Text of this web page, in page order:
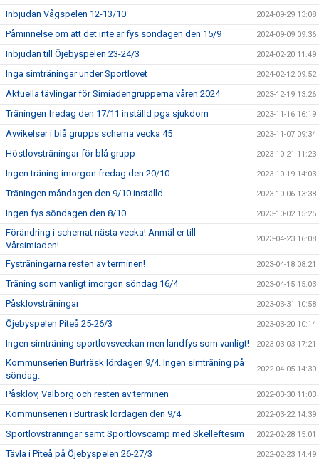
Inbjudan Vågspelen 12-13/10 2024-09-29 13:08
Påminnelse om att det inte är fys söndagen den 15/9 2024-09-09 09:36
Inbjudan till Öjebyspelen 23-24/3 2024-02-20 11:49
Inga simträningar under Sportlovet 2024-02-12 09:52
Aktuella tävlingar för Simiadengrupperna våren 2024 2023-12-19 13:26
Träningen fredag den 17/11 inställd pga sjukdom 2023-11-16 16:19
Avvikelser i blå grupps schema vecka 45 2023-11-07 09:34
Höstlovsträningar för blå grupp 2023-10-21 11:23
Ingen träning imorgon fredag den 20/10 2023-10-19 14:03
Träningen måndagen den 9/10 inställd. 2023-10-06 13:38
Ingen fys söndagen den 8/10 2023-10-02 15:25
Förändring i schemat nästa vecka! Anmäl er till
Vårsimiaden!
2023-04-23 16:08
Fysträningarna resten av terminen! 2023-04-18 08:21
Träning som vanligt imorgon söndag 16/4 2023-04-15 15:03
Påsklovsträningar 2023-03-31 10:58
Öjebyspelen Piteå 25-26/3 2023-03-20 10:14
Ingen simträning sportlovsveckan men landfys som vanligt! 2023-03-03 17:21
Kommunserien Burträsk lördagen 9/4. Ingen simträning på
söndag.
2022-04-05 14:30
Påsklov, Valborg och resten av terminen 2022-03-30 11:03
Kommunserien i Burträsk lördagen den 9/4 2022-03-22 14:39
Sportlovsträningar samt Sportlovscamp med Skelleftesim 2022-02-28 15:01
Tävla i Piteå på Öjebyspelen 26-27/3 2022-02-23 14:49